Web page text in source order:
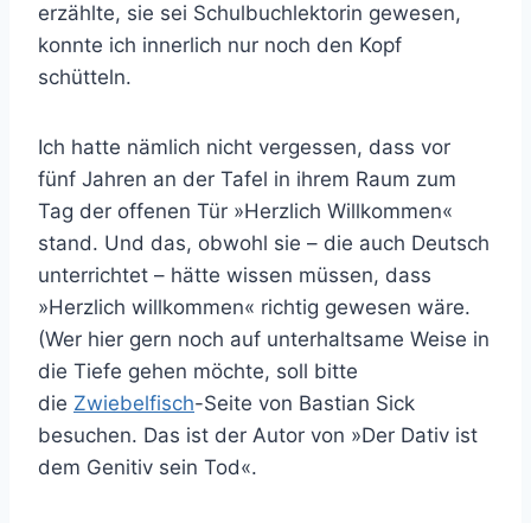
erzählte, sie sei Schulbuchlektorin gewesen,
konnte ich innerlich nur noch den Kopf
schütteln.
Ich hatte nämlich nicht vergessen, dass vor
fünf Jahren an der Tafel in ihrem Raum zum
Tag der offenen Tür »Herzlich Willkommen«
stand. Und das, obwohl sie – die auch Deutsch
unterrichtet – hätte wissen müssen, dass
»Herzlich willkommen« richtig gewesen wäre.
(Wer hier gern noch auf unterhaltsame Weise in
die Tiefe gehen möchte, soll bitte
die Zwiebelfisch-Seite von Bastian Sick
besuchen. Das ist der Autor von »Der Dativ ist
dem Genitiv sein Tod«.